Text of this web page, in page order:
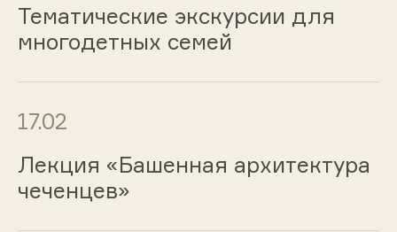
Тематические экскурсии для
многодетных семей
17.02
Лекция «Башенная архитектура
чеченцев»